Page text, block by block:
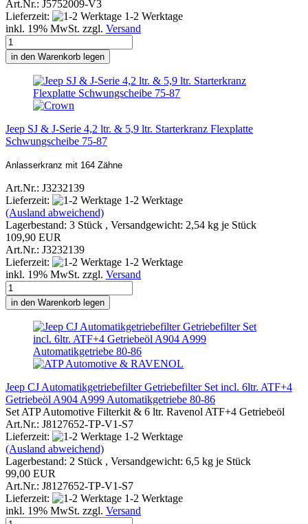
Art.Nr.: J5752009-V3
Lieferzeit:
1-2 Werktage
inkl. 19% MwSt. zzgl. Versand
in den Warenkorb legen
Jeep SJ & J-Serie 4,2 ltr. & 5,9 ltr. Starterkranz Flexplatte
Schwungscheibe 75-87
Anlasserkranz mit 164 Zähne
Art.Nr.: J3232139
Lieferzeit:
1-2 Werktage
(Ausland abweichend)
Lagerbestand: 3 Stück , Versandgewicht: 2,54 kg je Stück
109,90 EUR
Art.Nr.: J3232139
Lieferzeit:
1-2 Werktage
inkl. 19% MwSt. zzgl. Versand
in den Warenkorb legen
Jeep CJ Automatikgetriebefilter Getriebefilter Set incl. 6ltr. ATF+4
Getriebeöl A904 A999 Automatikgetriebe 80-86
Set ATP Automotive Filterkit & 6 ltr. Ravenol ATF+4 Getriebeöl
Art.Nr.: J8127652-TP-V1-S7
Lieferzeit:
1-2 Werktage
(Ausland abweichend)
Lagerbestand: 2 Stück , Versandgewicht: 6,5 kg je Stück
99,00 EUR
Art.Nr.: J8127652-TP-V1-S7
Lieferzeit:
1-2 Werktage
inkl. 19% MwSt. zzgl. Versand